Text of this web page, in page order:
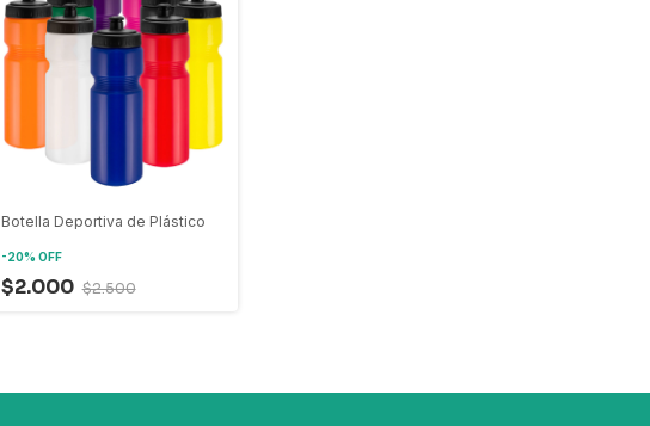
Botella Deportiva de Plástico
-20% OFF
$2.000 $2.500